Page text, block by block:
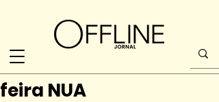
feira NUA